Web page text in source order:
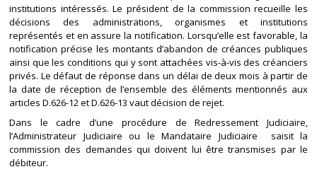
institutions intéressés. Le président de la commission recueille les
décisions des administrations, organismes et institutions
représentés et en assure la notification. Lorsqu’elle est favorable, la
notification précise les montants d’abandon de créances publiques
ainsi que les conditions qui y sont attachées vis-à-vis des créanciers
privés. Le défaut de réponse dans un délai de deux mois à partir de
la date de réception de l’ensemble des éléments mentionnés aux
articles D.626-12 et D.626-13 vaut décision de rejet.
Dans le cadre d’une procédure de Redressement Judiciaire,
l’Administrateur Judiciaire ou le Mandataire Judiciaire saisit la
commission des demandes qui doivent lui être transmises par le
débiteur.